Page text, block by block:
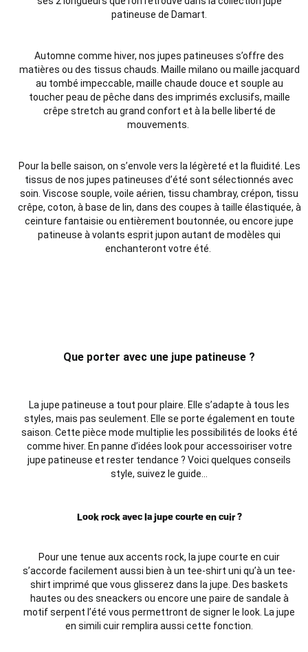
patineuse de Damart.
Automne comme hiver, nos jupes patineuses s’offre des
matières ou des tissus chauds. Maille milano ou maille jacquard
au tombé impeccable, maille chaude douce et souple au
toucher peau de pêche dans des imprimés exclusifs, maille
crêpe stretch au grand confort et à la belle liberté de
mouvements.
Pour la belle saison, on s’envole vers la légèreté et la fluidité. Les
tissus de nos jupes patineuses d’été sont sélectionnés avec
soin. Viscose souple, voile aérien, tissu chambray, crépon, tissu
crêpe, coton, à base de lin, dans des coupes à taille élastiquée, à
ceinture fantaisie ou entièrement boutonnée, ou encore jupe
patineuse à volants esprit jupon autant de modèles qui
enchanteront votre été.
Que porter avec une jupe patineuse ?
La jupe patineuse a tout pour plaire. Elle s’adapte à tous les
styles, mais pas seulement. Elle se porte également en toute
saison. Cette pièce mode multiplie les possibilités de looks été
comme hiver. En panne d’idées look pour accessoiriser votre
jupe patineuse et rester tendance ? Voici quelques conseils
style, suivez le guide…
Look rock avec la jupe courte en cuir ?
Pour une tenue aux accents rock, la jupe courte en cuir
s’accorde facilement aussi bien à un tee-shirt uni qu’à un tee-
shirt imprimé que vous glisserez dans la jupe. Des baskets
hautes ou des sneackers ou encore une paire de sandale à
motif serpent l’été vous permettront de signer le look. La jupe
en simili cuir remplira aussi cette fonction.